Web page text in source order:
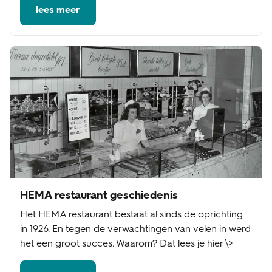
lees meer
HEMA restaurant geschiedenis
Het HEMA restaurant bestaat al sinds de oprichting
in 1926. En tegen de verwachtingen van velen in werd
het een groot succes. Waarom? Dat lees je hier \>